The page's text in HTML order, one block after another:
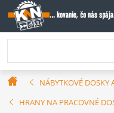
Prejsť
na
obsah
DomovNÁBYTKOVÉ DOSKY
HRANY NA PRACOVNÉ